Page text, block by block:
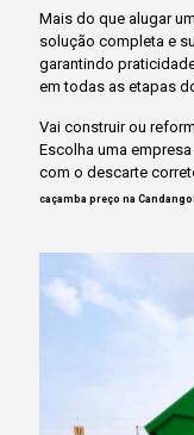
Mais do que alugar
solução completa e
garantindo
em todas as etapas
Vai construir ou
Escolha uma
com o descarte
caçamba preço na